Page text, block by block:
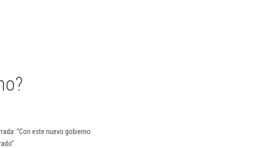
“Con este nuevo gobierno